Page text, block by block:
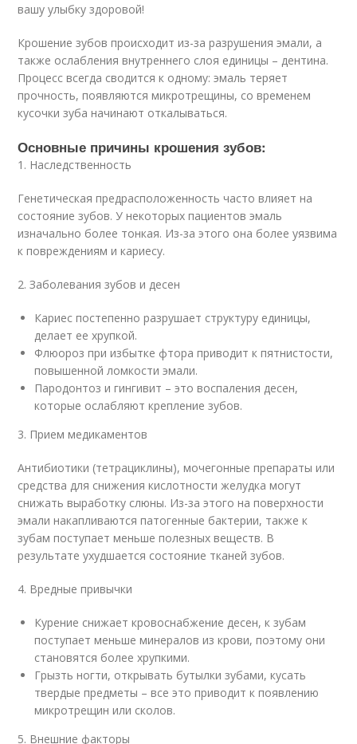
вашу улыбку здоровой!
Крошение зубов происходит из-за разрушения эмали, а
также ослабления внутреннего слоя единицы – дентина.
Процесс всегда сводится к одному: эмаль теряет
прочность, появляются микротрещины, со временем
кусочки зуба начинают откалываться.
Основные причины крошения зубов:
1. Наследственность
Генетическая предрасположенность часто влияет на
состояние зубов. У некоторых пациентов эмаль
изначально более тонкая. Из-за этого она более уязвима
к повреждениям и кариесу.
2. Заболевания зубов и десен
Кариес постепенно разрушает структуру единицы,
делает ее хрупкой.
Флюороз при избытке фтора приводит к пятнистости,
повышенной ломкости эмали.
Пародонтоз и гингивит – это воспаления десен,
которые ослабляют крепление зубов.
3. Прием медикаментов
Антибиотики (тетрациклины), мочегонные препараты или
средства для снижения кислотности желудка могут
снижать выработку слюны. Из-за этого на поверхности
эмали накапливаются патогенные бактерии, также к
зубам поступает меньше полезных веществ. В
результате ухудшается состояние тканей зубов.
4. Вредные привычки
Курение снижает кровоснабжение десен, к зубам
поступает меньше минералов из крови, поэтому они
становятся более хрупкими.
Грызть ногти, открывать бутылки зубами, кусать
твердые предметы – все это приводит к появлению
микротрещин или сколов.
5. Внешние факторы